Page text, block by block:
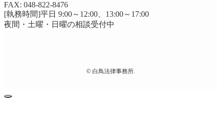
FAX: 048-822-8476
[執務時間]平日 9:00～12:00、13:00～17:00
夜間・土曜・日曜の相談受付中
©白鳥法律事務所.